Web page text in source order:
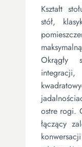
Kształt
stół,
Okrągły
ostre rogi.
łączący